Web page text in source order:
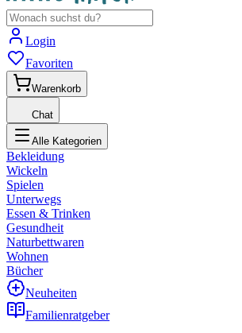
Login
Favoriten
Warenkorb
Chat
Alle Kategorien
Bekleidung
Wickeln
Spielen
Unterwegs
Essen & Trinken
Gesundheit
Naturbettwaren
Wohnen
Bücher
Neuheiten
Familienratgeber